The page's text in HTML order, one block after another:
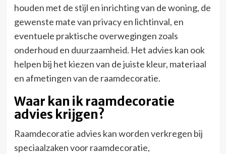
houden met de stijl en inrichting van de woning, de
gewenste mate van privacy en lichtinval, en
eventuele praktische overwegingen zoals
onderhoud en duurzaamheid. Het advies kan ook
helpen bij het kiezen van de juiste kleur, materiaal
en afmetingen van de raamdecoratie.
Waar kan ik raamdecoratie
advies krijgen?
Raamdecoratie advies kan worden verkregen bij
speciaalzaken voor raamdecoratie,